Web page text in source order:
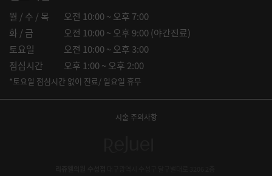
월 / 수 / 목
오전 10:00 ~ 오후 7:00
화 / 금
오전 10:00 ~ 오후 9:00 (야간진료)
토요일
오전 10:00 ~ 오후 3:00
점심시간
오후 1:00 ~ 오후 2:00
*토요일 점심시간 없이 진료/ 일요일 휴무
시술 주의사항